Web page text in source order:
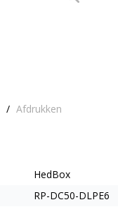
/ Afdrukken
HedBox
RP-DC50-DLPE6